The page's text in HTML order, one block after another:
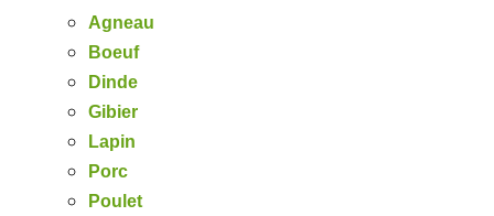
Agneau
Boeuf
Dinde
Gibier
Lapin
Porc
Poulet